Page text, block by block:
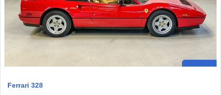
Ferrari 328